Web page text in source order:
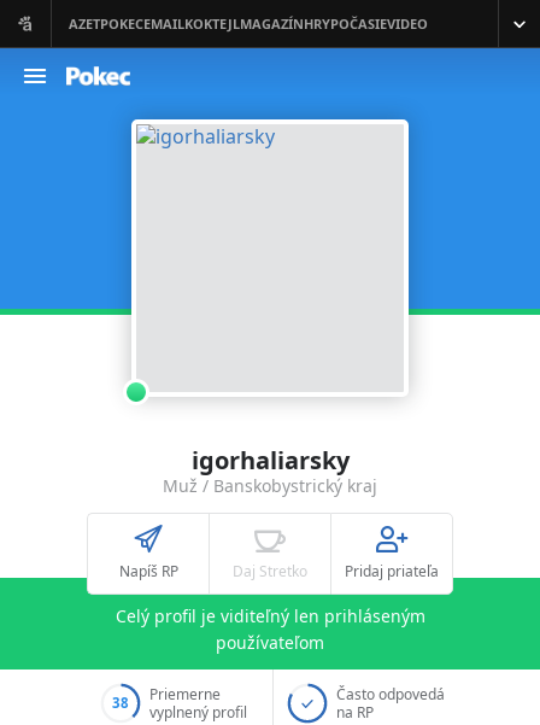
igorhaliarsky
Muž / Banskobystrický kraj
Napíš RP Daj Stretko Pridaj priateľa
Celý profil je viditeľný len prihláseným
používateľom
38
Priemerne
vyplnený profil
Často odpovedá
na RP